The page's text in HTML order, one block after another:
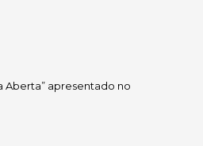
Aberta” apresentado no